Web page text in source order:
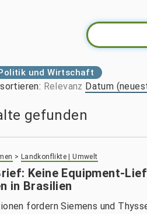
und Wirtschaft
: Relevanz Datum
gefunden
> Landkonflikte | Umwelt
Keine Equipment-
in Brasilien
fordern Siemens und